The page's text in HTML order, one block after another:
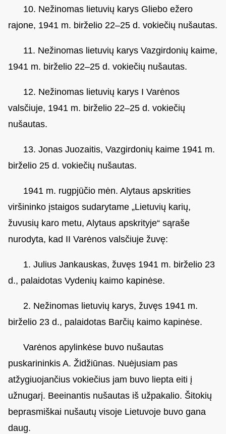
10. Nežinomas lietuvių karys Gliebo ežero
rajone, 1941 m. birželio 22–25 d. vokiečių nušautas.
11. Nežinomas lietuvių karys Vazgirdonių kaime,
1941 m. birželio 22–25 d. vokiečių nušautas.
12. Nežinomas lietuvių karys I Varėnos
valsčiuje, 1941 m. birželio 22–25 d. vokiečių
nušautas.
13. Jonas Juozaitis, Vazgirdonių kaime 1941 m.
birželio 25 d. vokiečių nušautas.
1941 m. rugpjūčio mėn. Alytaus apskrities
viršininko įstaigos sudarytame „Lietuvių karių,
žuvusių karo metu, Alytaus apskrityje“ sąraše
nurodyta, kad II Varėnos valsčiuje žuvę:
1. Julius Jankauskas, žuvęs 1941 m. birželio 23
d., palaidotas Vydenių kaimo kapinėse.
2. Nežinomas lietuvių karys, žuvęs 1941 m.
birželio 23 d., palaidotas Barčių kaimo kapinėse.
Varėnos apylinkėse buvo nušautas
puskarininkis A. Židžiūnas. Nuėjusiam pas
atžygiuojančius vokiečius jam buvo liepta eiti į
užnugarį. Beeinantis nušautas iš užpakalio. Šitokių
beprasmiškai nušautų visoje Lietuvoje buvo gana
daug.